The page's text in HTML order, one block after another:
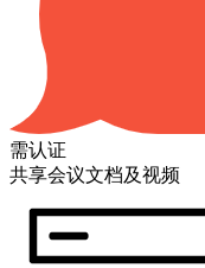
需认证
共享会议文档及视频